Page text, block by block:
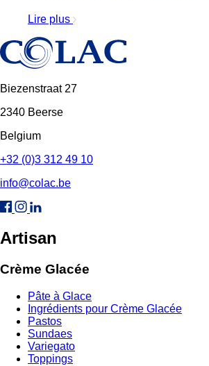
Lire plus
Biezenstraat 27
2340 Beerse
Belgium
+32 (0)3 312 49 10
info@colac.be
Artisan
Crème Glacée
Pâte à Glace
Ingrédients pour Crème Glacée
Pastos
Sundaes
Variegato
Toppings